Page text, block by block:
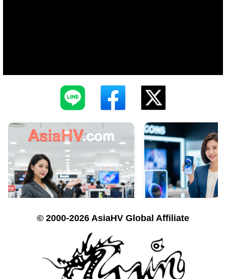
© 2000-2026 AsiaHV Global Affiliate